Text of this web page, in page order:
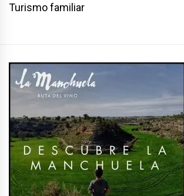
Turismo familiar